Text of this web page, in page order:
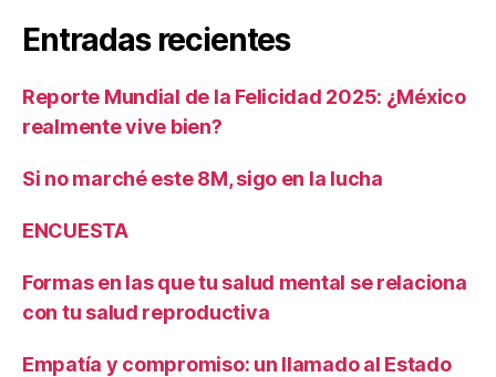
Entradas recientes
Reporte Mundial de la Felicidad 2025: ¿México
realmente vive bien?
Si no marché este 8M, sigo en la lucha
ENCUESTA
Formas en las que tu salud mental se relaciona
con tu salud reproductiva
Empatía y compromiso: un llamado al Estado